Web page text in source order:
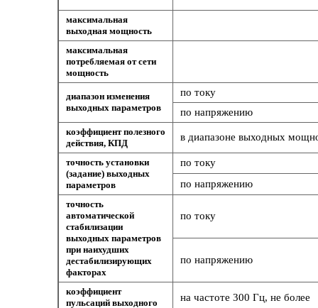
максимальная
выходная мощность
максимальная
потребляемая от сети
мощность
диапазон изменения
выходных параметров
по току
по напряжению
коэффициент полезного
действия, КПД
в диапазоне выходных
точность установки
(задание) выходных
параметров
по току
по напряжению
точность
автоматической
стабилизации
выходных параметров
при наихудших
дестабилизирующих
факторах
по току
по напряжению
коэффициент
пульсаций выходного
на частоте 300 Гц, не более